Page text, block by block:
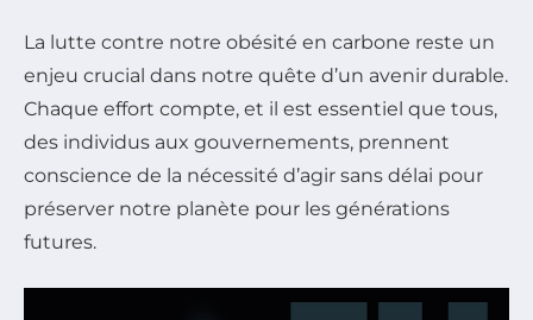
La lutte contre notre obésité en carbone reste un
enjeu crucial dans notre quête d’un avenir durable.
Chaque effort compte, et il est essentiel que tous,
des individus aux gouvernements, prennent
conscience de la nécessité d’agir sans délai pour
préserver notre planète pour les générations
futures.